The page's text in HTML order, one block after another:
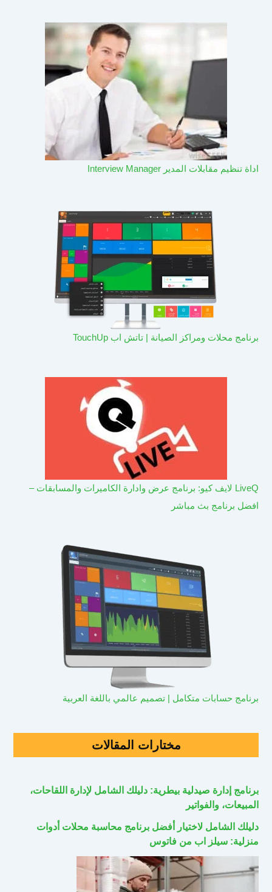
اداة تنظيم مقابلات المدير Interview Manager
برنامج محلات ومراكز الصيانة | تاتش اب TouchUp
LiveQ لايف كيو: برنامج عرض وادارة الكاميرات والمسابقات –
افضل برنامج بث مباشر
برنامج حسابات متكامل | تصميم عالمي باللغة العربية
مختارات المقالات
برنامج إدارة صيدلية بيطرية: دليلك الشامل لإدارة اللقاحات،
المبيعات، والفواتير
دليلك الشامل لاختيار أفضل برنامج محاسبة محلات أدوات
منزلية: سيلز اب من فاتوس